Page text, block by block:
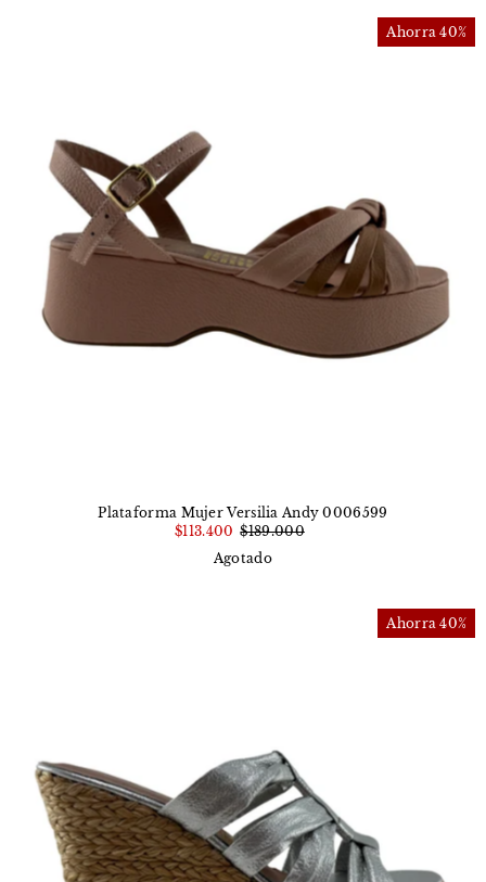
Ahorra 40%
Plataforma Mujer Versilia Andy 0006599
$113.400 $189.000
Agotado
Ahorra 40%